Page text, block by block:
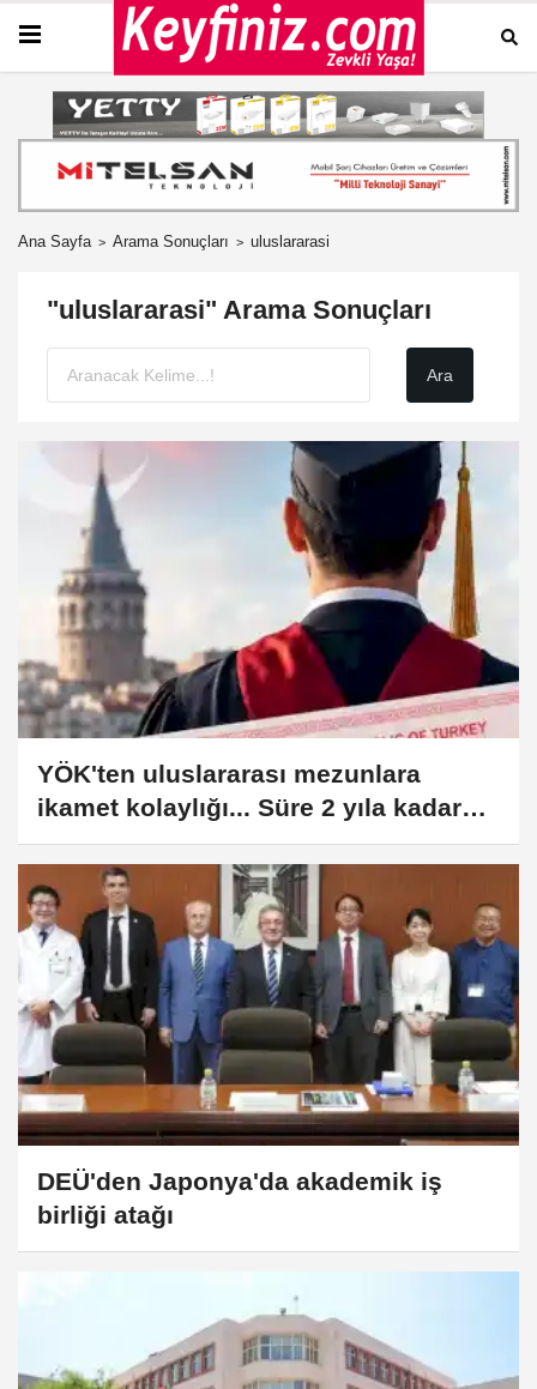
Ana Sayfa Arama Sonuçları uluslararasi
"uluslararasi" Arama Sonuçları
YÖK'ten uluslararası mezunlara
ikamet kolaylığı... Süre 2 yıla kadar
uzatılabilecek
DEÜ'den Japonya'da akademik iş
birliği atağı